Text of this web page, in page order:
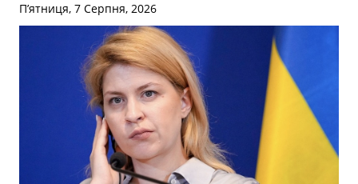
П’ятниця, 7 Серпня, 2026